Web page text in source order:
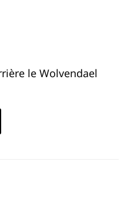
le Wolvendael